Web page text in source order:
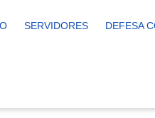
SERVIDORES DEFESA